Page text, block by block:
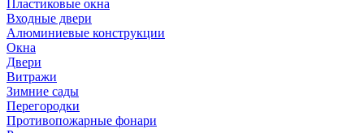
Пластиковые окна
Входные двери
Алюминиевые конструкции
Окна
Двери
Витражи
Зимние сады
Перегородки
Противопожарные фонари